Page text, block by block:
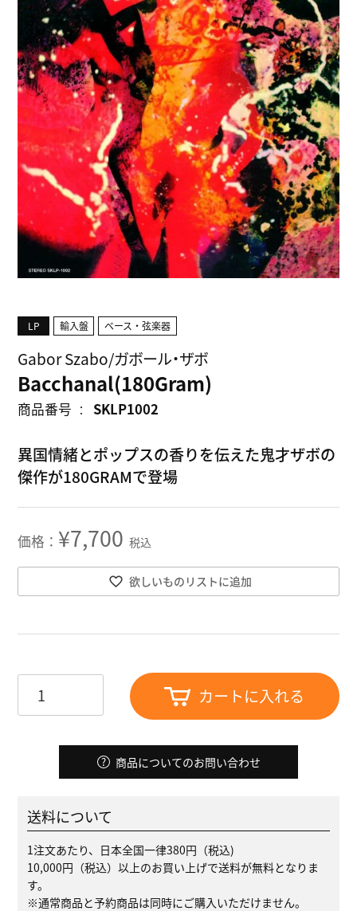
LP 輸入盤 ベース・弦楽器
Gabor Szabo/ガボール・ザボ
Bacchanal(180Gram)
商品番号 SKLP1002
異国情緒とポップスの香りを伝えた鬼才ザボの
傑作が180GRAMで登場
¥7,700 税込
欲しいものリストに追加
カートに入れる
商品についてのお問い合わせ
送料について
1注文あたり、日本全国一律380円（税込)
10,000円（税込）以上のお買い上げで送料が無料となりま
す。
※通常商品と予約商品は同時にご購入いただけません。